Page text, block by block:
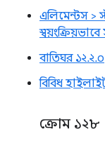
এলিমেন্টস >
বাতিঘর ১২.২.০
বিবিধ
ক্রোম ১২৮